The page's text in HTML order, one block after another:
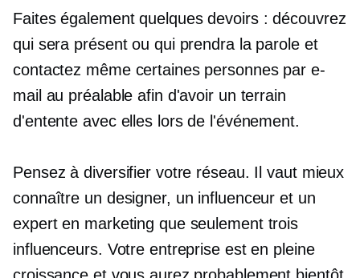
Faites également quelques devoirs : découvrez
qui sera présent ou qui prendra la parole et
contactez même certaines personnes par e-
mail au préalable afin d'avoir un terrain
d'entente avec elles lors de l'événement.
Pensez à diversifier votre réseau. Il vaut mieux
connaître un designer, un influenceur et un
expert en marketing que seulement trois
influenceurs. Votre entreprise est en pleine